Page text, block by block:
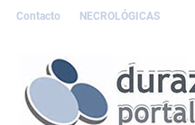
Contacto NECROLÓGICAS